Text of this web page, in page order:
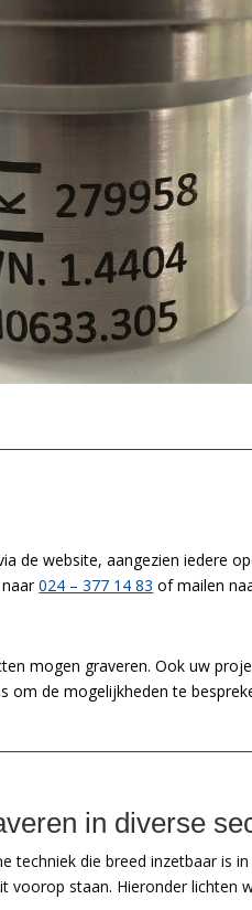
de website, aangezien iedere
naar024 – 377 14 83 of mailen
mogen graveren. Ook uw
om de mogelijkheden te
in diverse
techniek die breed inzetbaar is
staan. Hieronder lichten